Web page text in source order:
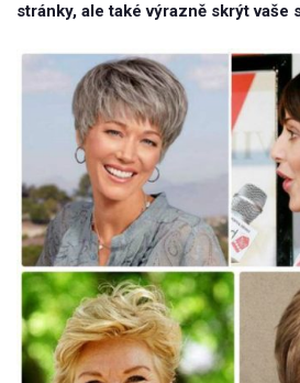
stránky, ale také výrazně skrýt vaše